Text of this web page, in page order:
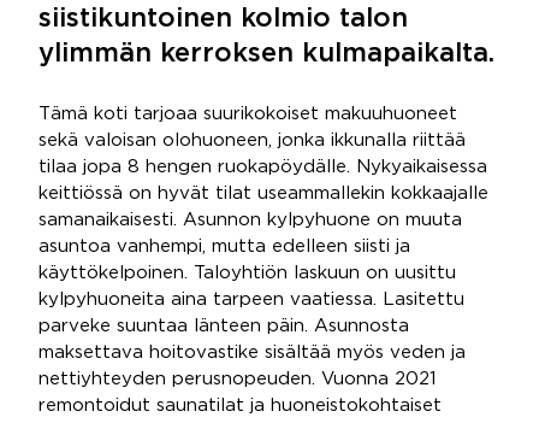
siistikuntoinen kolmio talon
ylimmän kerroksen kulmapaikalta.
Tämä koti tarjoaa suurikokoiset makuuhuoneet
sekä valoisan olohuoneen, jonka ikkunalla riittää
tilaa jopa 8 hengen ruokapöydälle. Nykyaikaisessa
keittiössä on hyvät tilat useammallekin kokkaajalle
samanaikaisesti. Asunnon kylpyhuone on muuta
asuntoa vanhempi, mutta edelleen siisti ja
käyttökelpoinen. Taloyhtiön laskuun on uusittu
kylpyhuoneita aina tarpeen vaatiessa. Lasitettu
parveke suuntaa länteen päin. Asunnosta
maksettava hoitovastike sisältää myös veden ja
nettiyhteyden perusnopeuden. Vuonna 2021
remontoidut saunatilat ja huoneistokohtaiset